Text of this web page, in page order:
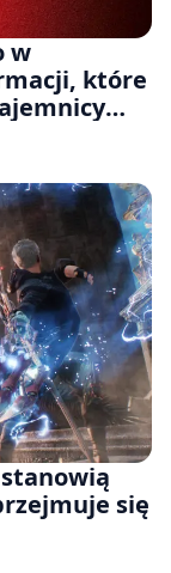
w
które
stanowią
się